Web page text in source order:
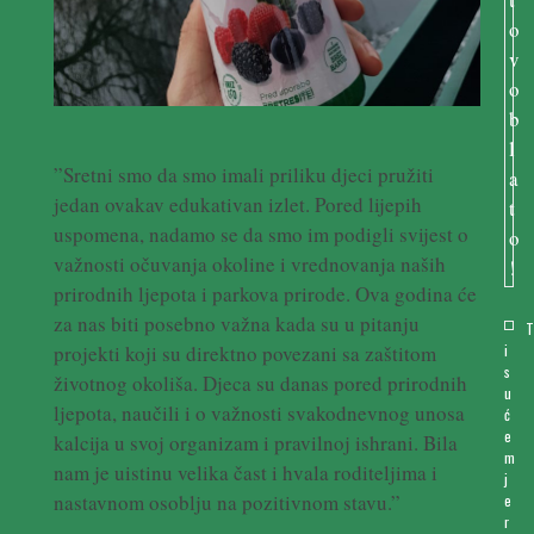
”Sretni smo da smo imali priliku djeci pružiti
jedan ovakav edukativan izlet. Pored lijepih
uspomena, nadamo se da smo im podigli svijest o
važnosti očuvanja okoline i vrednovanja naših
prirodnih ljepota i parkova prirode. Ova godina će
za nas biti posebno važna kada su u pitanju
projekti koji su direktno povezani sa zaštitom
životnog okoliša. Djeca su danas pored prirodnih
ljepota, naučili i o važnosti svakodnevnog unosa
kalcija u svoj organizam i pravilnoj ishrani. Bila
nam je uistinu velika čast i hvala roditeljima i
nastavnom osoblju na pozitivnom stavu.”
T
i
s
u
ć
e
m
j
e
r